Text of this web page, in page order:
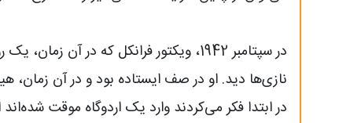
در سپتامبر 1942، ویکتور فرانکل که در
نازی‌ها دید. او در صف ایستاده بود و در آن زمان،
در ابتدا فکر می‌کردند وارد یک اردوگاه موقت